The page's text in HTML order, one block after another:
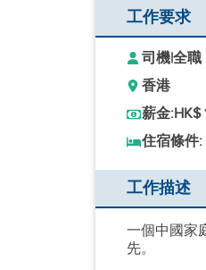
工作要求
司機|全職
香港
薪金:HK$
住宿條件:
工作描述
一個中國家
先。